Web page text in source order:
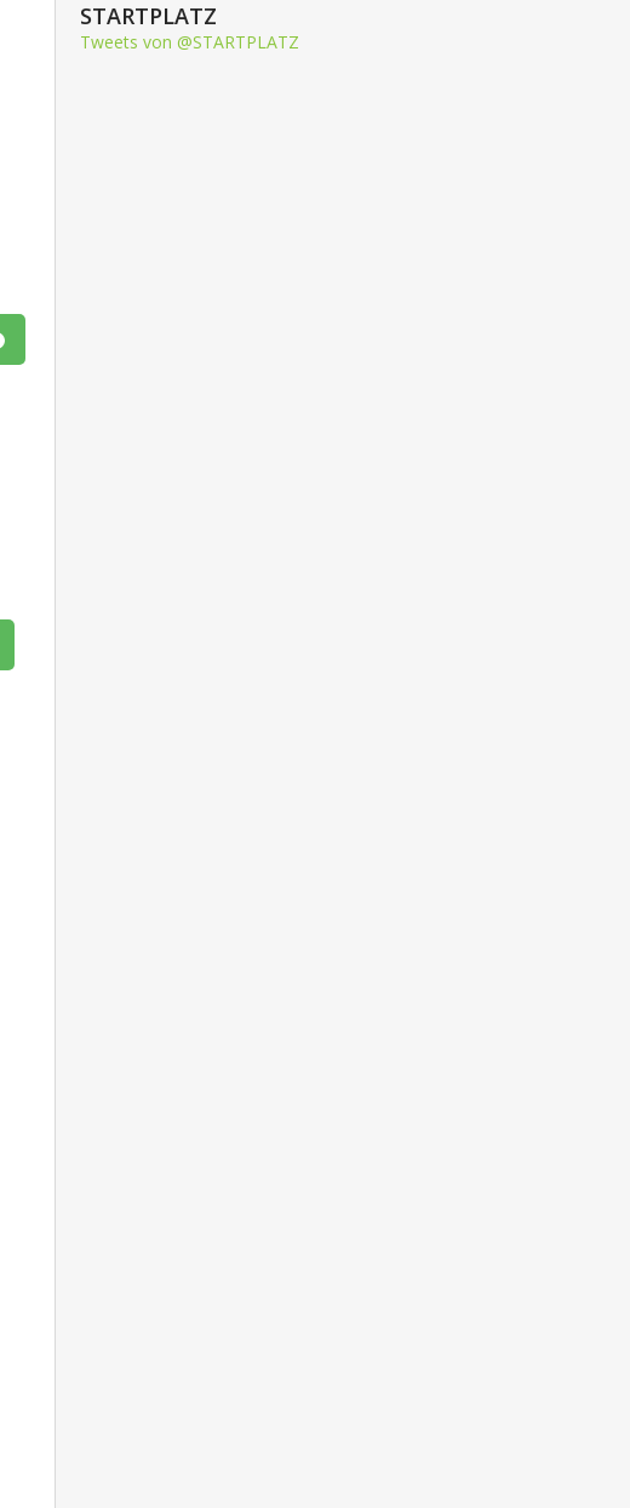
STARTPLATZ
Tweets von @STARTPLATZ